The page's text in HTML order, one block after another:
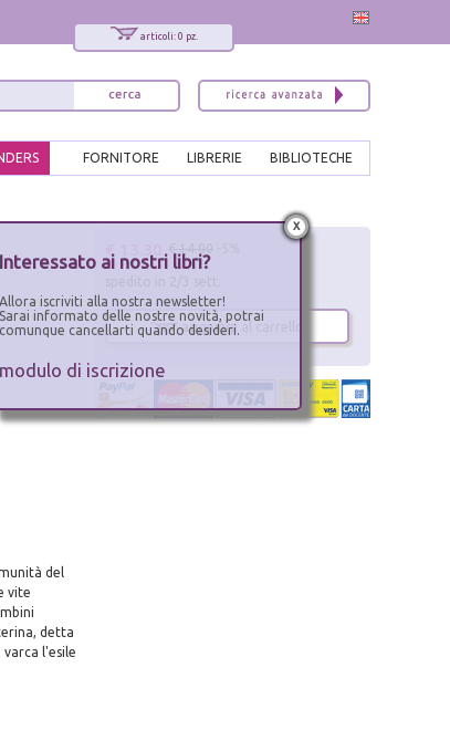
articoli: 0 pz.
BIBLIOTECHE
LIBRERIE
FORNITORE
del
vite
detta
l'esile
€ 13.30
aggiungi al carrello
x
Interessato ai nostri libri?
Allora iscriviti alla nostra newsletter!
Sarai informato delle nostre novità, potrai
comunque cancellarti quando desideri.
modulo di iscrizione